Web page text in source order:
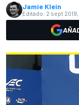
Jamie Klein
Editado: 2 sept